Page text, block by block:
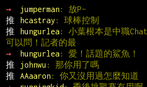
→
jumperman: 放P~
推
hcastray : 球棒控制
推
hungurlea: 小葉根本是中職
可以問！記者的最
→
hungurlea: 愛！話題的鯊魚！
推
johnwu : 那你用了嗎
推
AAaaron: 你又沒用過怎麼知道